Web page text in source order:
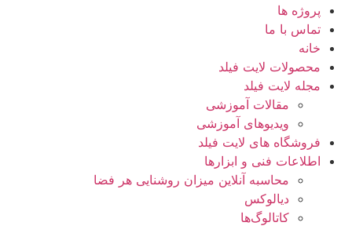
پروژه ها
تماس با ما
خانه
محصولات لایت فیلد
مجله لایت فیلد
مقالات آموزشی
ویدیوهای آموزشی
فروشگاه های لایت فیلد
اطلاعات فنی و ابزارها
محاسبه آنلاین میزان روشنایی هر فضا
دیالوکس
کاتالوگ‌ها